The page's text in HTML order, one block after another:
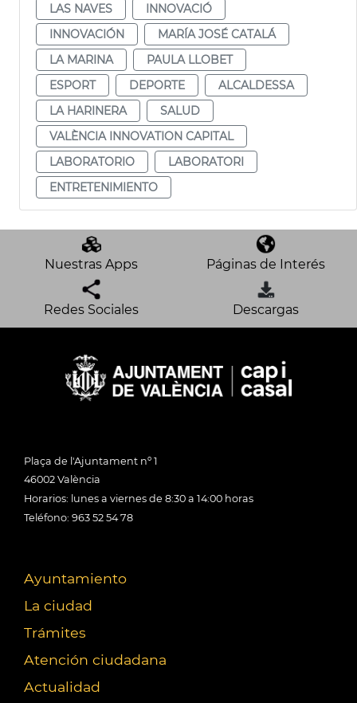
LAS NAVES
INNOVACIÓ
INNOVACIÓN
MARÍA JOSÉ CATALÁ
LA MARINA
PAULA LLOBET
ESPORT
DEPORTE
ALCALDESSA
LA HARINERA
SALUD
VALÈNCIA INNOVATION CAPITAL
LABORATORIO
LABORATORI
ENTRETENIMIENTO
Nuestras Apps Páginas de Interés
Redes Sociales Descargas
Plaça de l'Ajuntament nº 1
46002 València
Horarios: lunes a viernes de 8:30 a 14:00 horas
Teléfono: 963 52 54 78
Ayuntamiento
La ciudad
Trámites
Atención ciudadana
Actualidad